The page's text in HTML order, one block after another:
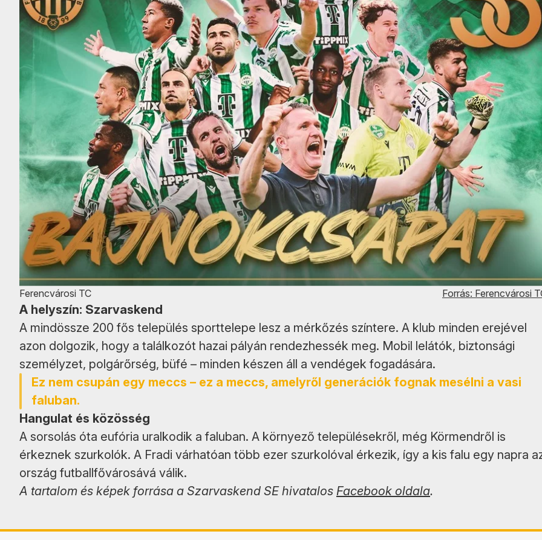
Ferencvárosi TC Forrás: Ferencvárosi
A helyszín: Szarvaskend
A mindössze 200 fős település sporttelepe lesz a mérkőzés színtere. A klub minden erejével
azon dolgozik, hogy a találkozót hazai pályán rendezhessék meg. Mobil lelátók, biztonsági
személyzet, polgárőrség, büfé – minden készen áll a vendégek fogadására.
Ez nem csupán egy meccs – ez a meccs, amelyről generációk fognak mesélni a vasi
faluban.
Hangulat és közösség
A sorsolás óta eufória uralkodik a faluban. A környező településekről, még Körmendről is
érkeznek szurkolók. A Fradi várhatóan több ezer szurkolóval érkezik, így a kis falu egy napra
ország futballfővárosává válik.
A tartalom és képek forrása a Szarvaskend SE hivatalos Facebook oldala.